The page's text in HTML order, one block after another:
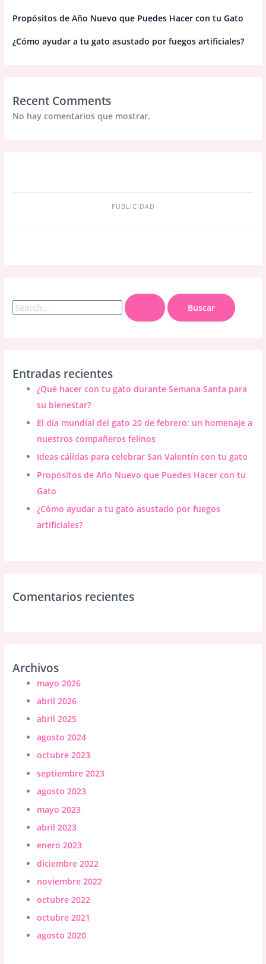
Propósitos de Año Nuevo que Puedes Hacer con tu Gato
¿Cómo ayudar a tu gato asustado por fuegos artificiales?
Recent Comments
No hay comentarios que mostrar.
PUBLICIDAD
B
u
r
Entradas recientes
¿Qué hacer con tu gato durante Semana Santa para
su bienestar?
El día mundial del gato 20 de febrero: un homenaje a
nuestros compañeros felinos
Ideas cálidas para celebrar San Valentín con tu gato
Propósitos de Año Nuevo que Puedes Hacer con tu
Gato
¿Cómo ayudar a tu gato asustado por fuegos
artificiales?
Comentarios recientes
Archivos
mayo 2026
abril 2026
abril 2025
agosto 2024
octubre 2023
septiembre 2023
agosto 2023
mayo 2023
abril 2023
enero 2023
diciembre 2022
noviembre 2022
octubre 2022
octubre 2021
agosto 2020